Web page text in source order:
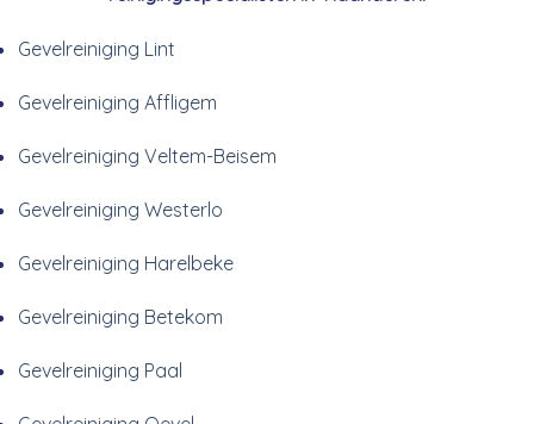
Gevelreiniging Lint
Gevelreiniging Affligem
Gevelreiniging Veltem-Beisem
Gevelreiniging Westerlo
Gevelreiniging Harelbeke
Gevelreiniging Betekom
Gevelreiniging Paal